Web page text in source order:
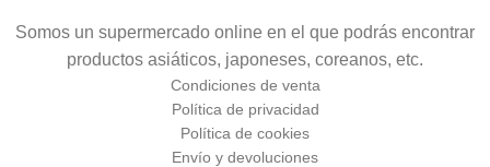
Somos un supermercado online en el que podrás encontrar
productos asiáticos, japoneses, coreanos, etc.
Condiciones de venta
Política de privacidad
Política de cookies
Envío y devoluciones